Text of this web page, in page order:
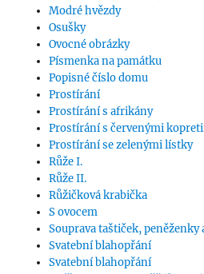
Modré hvězdy
Osušky
Ovocné obrázky
Písmenka na památku
Popisné číslo domu
Prostírání
Prostírání s afrikány
Prostírání s červenými
Prostírání se zelenými lístky
Růže I.
Růže II.
Růžičková krabička
S ovocem
Souprava taštiček, peněženky
Svatební blahopřání
Svatební blahopřání